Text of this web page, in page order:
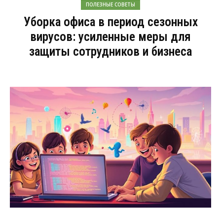
ПОЛЕЗНЫЕ СОВЕТЫ
Уборка офиса в период сезонных
вирусов: усиленные меры для
защиты сотрудников и бизнеса